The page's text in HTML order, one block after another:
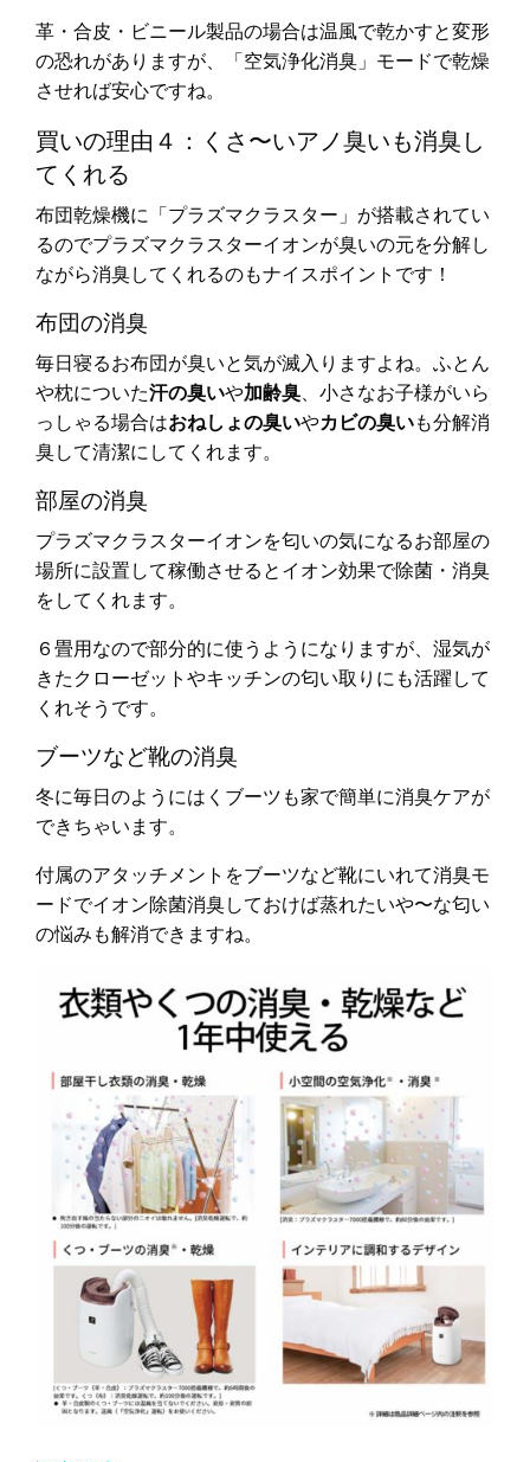
革・合皮・ビニール製品の場合は温風で乾かすと変形
の恐れがありますが、「空気浄化消臭」モードで乾燥
させれば安心ですね。
買いの理由４：くさ〜いアノ臭いも消臭し
てくれる
布団乾燥機に「プラズマクラスター」が搭載されてい
るのでプラズマクラスターイオンが臭いの元を分解し
ながら消臭してくれるのもナイスポイントです！
布団の消臭
毎日寝るお布団が臭いと気が滅入りますよね。ふとん
や枕についた汗の臭いや加齢臭 、小さなお子様がいら
っしゃる場合はおねしょの臭いやカビの臭いも分解消
臭して清潔にしてくれます。
部屋の消臭
プラズマクラスターイオンを匂いの気になるお部屋の
場所に設置して稼働させるとイオン効果で除菌・消臭
をしてくれます。
６畳用なので部分的に使うようになりますが、湿気が
きたクローゼットやキッチンの匂い取りにも活躍して
くれそうです。
ブーツなど靴の消臭
冬に毎日のようにはくブーツも家で簡単に消臭ケアが
できちゃいます。
付属のアタッチメントをブーツなど靴にいれて消臭モ
ードでイオン除菌消臭しておけば蒸れたいや〜な匂い
の悩みも解消できますね。